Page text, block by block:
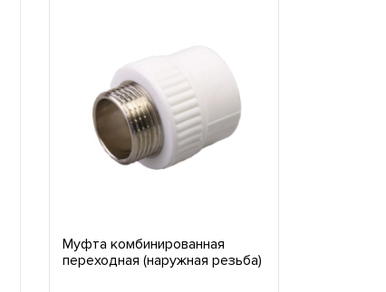
Муфта комбинированная
переходная (наружная резьба)